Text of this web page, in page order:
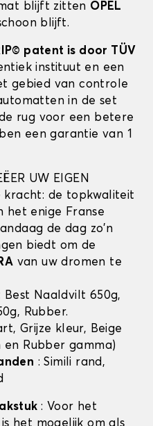
blijft zitten OPEL
blijft.
patent is door TÜV
instituut en een
gebied van controle
in de set
rug voor een betere
een garantie van 1
UW EIGEN
kracht: de topkwaliteit
het enige Franse
de dag zo'n
biedt om de
van uw dromen te
Best Naaldvilt 650g,
Rubber.
Grijze kleur, Beige
Rubber gamma)
: Simili rand,
: Voor het